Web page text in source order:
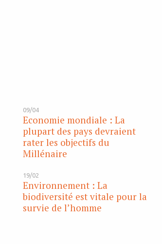
09/04
Economie mondiale : La
plupart des pays devraient
rater les objectifs du
Millénaire
19/02
Environnement : La
biodiversité est vitale pour la
survie de l’homme